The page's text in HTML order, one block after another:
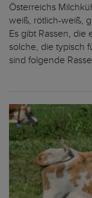
Österreichs
weiß, rötlich-weiß,
Es gibt Rassen, die
solche, die typisch
sind folgende